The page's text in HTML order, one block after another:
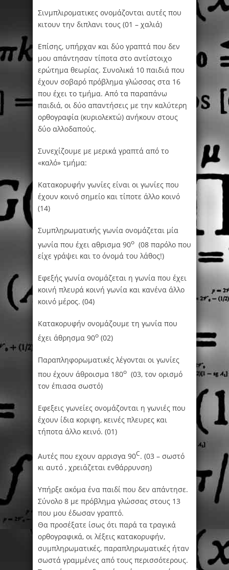
Σινμπλιροματικες ονομάζονται αυτές που
κιτουν την διπλανι τους (01 – χαλιά)
Επίσης, υπήρχαν και δύο γραπτά που δεν
μου απάντησαν τίποτα στο αντίστοιχο
ερώτημα θεωρίας. Συνολικά 10 παιδιά που
έχουν σοβαρό πρόβλημα γλώσσας στα 16
που έχει το τμήμα. Από τα παραπάνω
παιδιά, οι δύο απαντήσεις με την καλύτερη
ορθογραφία (κυριολεκτώ) ανήκουν στους
δύο αλλοδαπούς.
Συνεχίζουμε με μερικά γραπτά από το
«καλό» τμήμα:
Κατακορυφήν γωνίες είναι οι γωνίες που
έχουν κοινό σημείο και τίποτε άλλο κοινό
(14)
Συμπληρωματικής γωνία ονομάζεται μία
γωνία που έχει αθρισμα 90ο (08 παρόλο που
είχε γράψει και το όνομά του λάθος!)
Εφεξής γωνία ονομάζεται η γωνία που έχει
κοινή πλευρά κοινή γωνία και κανένα άλλο
κοινό μέρος. (04)
Κατακορυφήν ονομάζουμε τη γωνία που
έχει άθρησμα 90ο (02)
Παραπληφορωματικές λέγονται οι γωνίες
που έχουν άθροισμα 180ο (03, τον ορισμό
τον έπιασα σωστό)
Εφεξεις γωνείες ονομάζονται η γωνιές που
έχουν ίδια κοριφη, κεινές πλευρες και
τήποτα άλλο κεινό. (01)
Αυτές που εχουν αρρισγα 90C. (03 – σωστό
κι αυτό , χρειάζεται ενθάρρυνση)
Υπήρξε ακόμα ένα παιδί που δεν απάντησε.
Σύνολο 8 με πρόβλημα γλώσσας στους 13
που μου έδωσαν γραπτό.
Θα προσέξατε ίσως ότι παρά τα τραγικά
ορθογραφικά, οι λέξεις κατακορυφήν,
συμπληρωματικές, παραπληρωματικές ήταν
σωστά γραμμένες από τους περισσότερους.